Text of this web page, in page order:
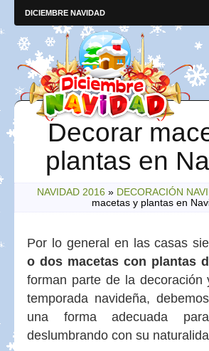
DICIEMBRE NAVIDAD
Decorar
plantas en
NAVIDAD 2016 » DECORACIÓN
macetas y plantas en
Por lo general en las casas
o dos macetas con plantas
forman parte de la decoración
temporada navideña,
una forma adecuada
deslumbrando con su